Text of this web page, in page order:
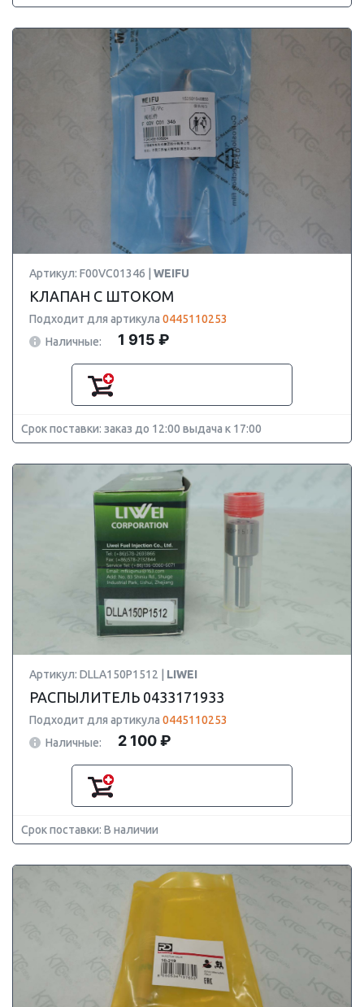
Артикул: F00VC01346 | WEIFU
КЛАПАН С ШТОКОМ
Подходит для артикула 0445110253
Наличные:
1 915 ₽
Срок поставки: заказ до 12:00 выдача к 17:00
Артикул: DLLA150P1512 | LIWEI
РАСПЫЛИТЕЛЬ 0433171933
Подходит для артикула 0445110253
Наличные:
2 100 ₽
Срок поставки: В наличии